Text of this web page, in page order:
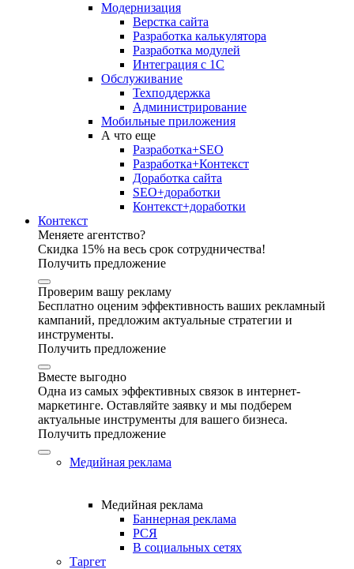
Модернизация
Верстка сайта
Разработка калькулятора
Разработка модулей
Интеграция с 1С
Обслуживание
Техподдержка
Администрирование
Мобильные приложения
А что еще
Разработка+SEO
Разработка+Контекст
Доработка сайта
SEO+доработки
Контекст+доработки
Контекст
Меняете агентство?
Скидка 15% на весь срок сотрудничества!
Получить предложение
Проверим вашу рекламу
Бесплатно оценим эффективность ваших рекламный
кампаний, предложим актуальные стратегии и
инструменты.
Получить предложение
Вместе выгодно
Одна из самых эффективных связок в интернет-
маркетинге. Оставляйте заявку и мы подберем
актуальные инструменты для вашего бизнеса.
Получить предложение
Медийная реклама
Медийная реклама
Баннерная реклама
РСЯ
В социальных сетях
Таргет